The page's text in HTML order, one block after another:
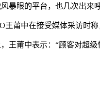
暴眼的平台，也几次出来呼
王莆中在接受媒体采访时
王莆中表示：“顾客对超